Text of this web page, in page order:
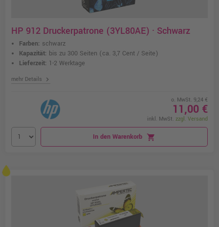
HP 912 Druckerpatrone (3YL80AE) · Schwarz
Farben: schwarz
Kapazität: bis zu 300 Seiten (ca. 3,7 Cent / Seite)
Lieferzeit: 1-2 Werktage
mehr Details chevron_right
o. MwSt. 9,24 €
11,00 €
inkl. MwSt. zzgl. Versand
In den Warenkorb shopping_cart